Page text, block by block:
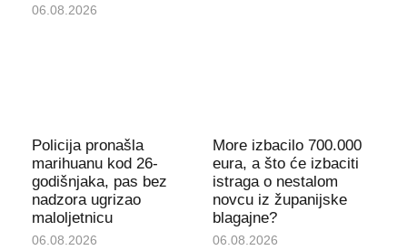
06.08.2026
Policija pronašla
marihuanu kod 26-
godišnjaka, pas bez
nadzora ugrizao
maloljetnicu
06.08.2026
More izbacilo 700.000
eura, a što će izbaciti
istraga o nestalom
novcu iz županijske
blagajne?
06.08.2026